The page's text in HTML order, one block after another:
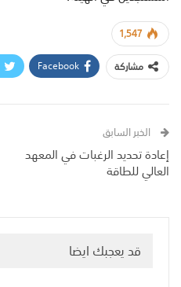
1,547
مشاركة
Facebook
الخبر السابق
إعادة تحديد الرغبات في المعهد
العالي للطاقة
قد يعجبك ايضا